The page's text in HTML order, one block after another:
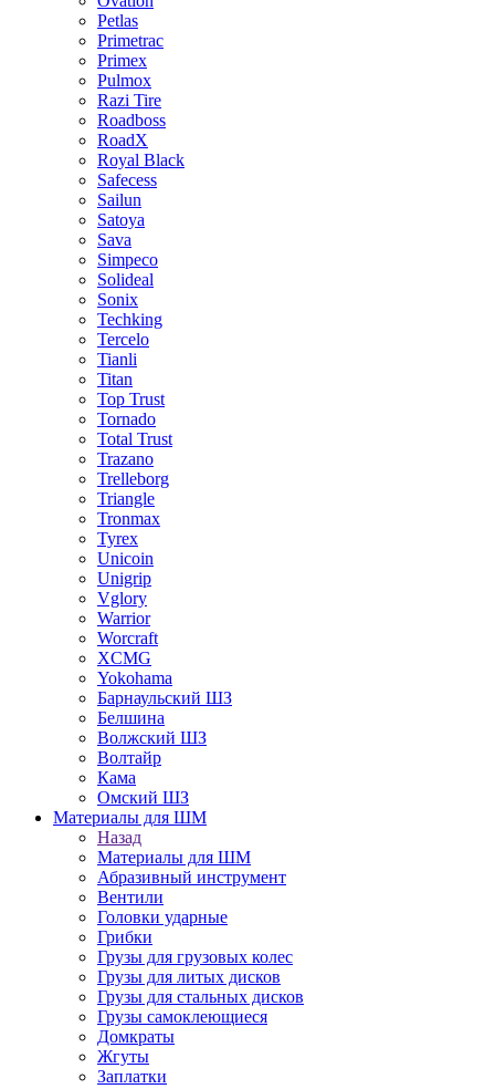
Petlas
Primetrac
Primex
Pulmox
Razi Tire
Roadboss
RoadX
Royal Black
Safecess
Sailun
Satoya
Sava
Simpeco
Solideal
Sonix
Techking
Tercelo
Tianli
Titan
Top Trust
Tornado
Total Trust
Trazano
Trelleborg
Triangle
Tronmax
Tyrex
Unicoin
Unigrip
Vglory
Warrior
Worcraft
XCMG
Yokohama
Барнаульский ШЗ
Белшина
Волжский ШЗ
Волтайр
Кама
Омский ШЗ
Материалы для ШМ
Назад
Материалы для ШМ
Абразивный инструмент
Вентили
Головки ударные
Грибки
Грузы для грузовых колес
Грузы для литых дисков
Грузы для стальных дисков
Грузы самоклеющиеся
Домкраты
Жгуты
Заплатки